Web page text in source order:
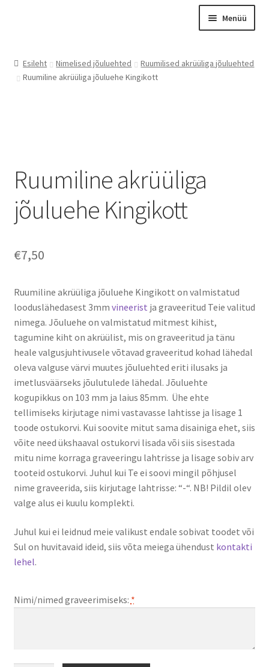
Menüü
Otsing
Instagram
Minu konto
Kassa
Esileht Nimelised jõuluehted
Ruumilised akrüüliga jõuluehted
Ruumiline akrüüliga jõuluehe Kingikott
Ruumiline akrüüliga
jõuluehe Kingikott
€7,50
Ruumiline akrüüliga jõuluehe Kingikott on valmistatud
looduslähedasest 3mm vineerist ja graveeritud Teie valitud
nimega. Jõuluehe on valmistatud mitmest kihist,
tagumine kiht on akrüülist, mis on graveeritud ja tänu
heale valgusjuhtivusele võtavad graveeritud kohad lähedal
oleva valguse värvi muutes jõuluehted eriti ilusaks ja
imetlusväärseks jõulutulede lähedal. Jõuluehte
kogupikkus on 103 mm ja laius 85mm. Ühe ehte
tellimiseks kirjutage nimi vastavasse lahtisse ja lisage 1
toode ostukorvi. Kui soovite mitut sama disainiga ehet, siis
võite need ükshaaval ostukorvi lisada või siis sisestada
mitu nime korraga graveeringu lahtrisse ja lisage sobiv arv
tooteid ostukorvi. Juhul kui Te ei soovi mingil põhjusel
nime graveerida, siis kirjutage lahtrisse: “-“. NB! Pildil olev
valge alus ei kuulu komplekti.
Juhul kui ei leidnud meie valikust endale sobivat toodet või
Sul on huvitavaid ideid, siis võta meiega ühendust kontakti
lehel.
Nimi/nimed graveerimiseks: *